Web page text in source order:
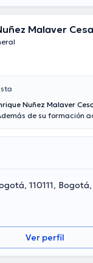
Malaver
Nuñez Malaver
de su formación
varios años de
Enrique Nuñez
conferencias con la
en su campo de
Español es el
110111,
Ver perfil